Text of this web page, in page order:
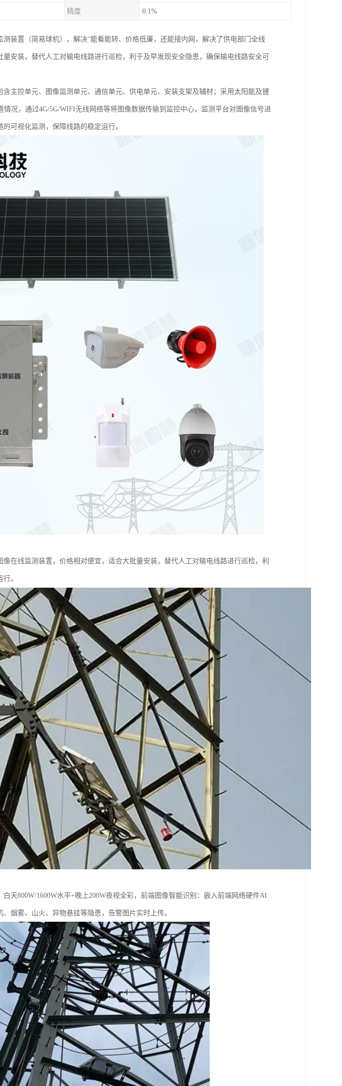
精度 0.1%
装置（简易球机），解决“能看能转、价格低廉，还能接内网，解决了供电部门全线
安装，替代人工对输电线路进行巡检，利于及早发现安全隐患，确保输电线路安全可
主控单元、图像监测单元、通信单元、供电单元、安装支架及辅材；采用太阳能及锂
况，通过4G/5G/WIFI无线网络等将图像数据传输到监控中心，监测平台对图像信号进
可视化监测，保障线路的稳定运行。
在线监测装置，价格相对便宜，适合大批量安装，替代人工对输电线路进行巡检，利
。
天800W/1600W水平+晚上200W夜视全彩，前端图像智能识别：嵌入前端网络硬件AI
烟雾、山火、异物悬挂等隐患，告警图片实时上传。